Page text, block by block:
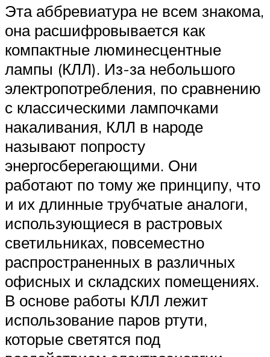
Меню
Эта аббревиатура не всем знакома,
она расшифровывается как
компактные люминесцентные
лампы (КЛЛ). Из-за небольшого
электропотребления, по сравнению
с классическими лампочками
накаливания, КЛЛ в народе
называют попросту
энергосберегающими. Они
работают по тому же принципу, что
и их длинные трубчатые аналоги,
использующиеся в растровых
светильниках, повсеместно
распространенных в различных
офисных и складских помещениях.
В основе работы КЛЛ лежит
использование паров ртути,
которые светятся под